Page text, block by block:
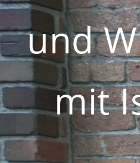
und
mit